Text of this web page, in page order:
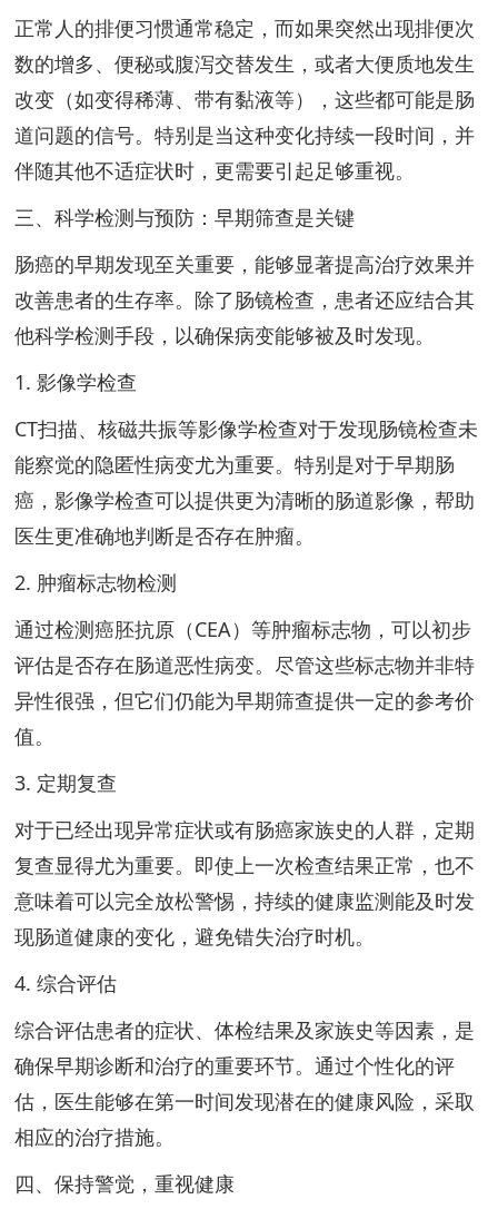
正常人的排便习惯通常稳定，而如果突然出现排便次
数的增多、便秘或腹泻交替发生，或者大便质地发生
改变（如变得稀薄、带有黏液等），这些都可能是肠
道问题的信号。特别是当这种变化持续一段时间，并
伴随其他不适症状时，更需要引起足够重视。
三、科学检测与预防：早期筛查是关键
肠癌的早期发现至关重要，能够显著提高治疗效果并
改善患者的生存率。除了肠镜检查，患者还应结合其
他科学检测手段，以确保病变能够被及时发现。
1. 影像学检查
CT扫描、核磁共振等影像学检查对于发现肠镜检查未
能察觉的隐匿性病变尤为重要。特别是对于早期肠
癌，影像学检查可以提供更为清晰的肠道影像，帮助
医生更准确地判断是否存在肿瘤。
2. 肿瘤标志物检测
通过检测癌胚抗原（CEA）等肿瘤标志物，可以初步
评估是否存在肠道恶性病变。尽管这些标志物并非特
异性很强，但它们仍能为早期筛查提供一定的参考价
值。
3. 定期复查
对于已经出现异常症状或有肠癌家族史的人群，定期
复查显得尤为重要。即使上一次检查结果正常，也不
意味着可以完全放松警惕，持续的健康监测能及时发
现肠道健康的变化，避免错失治疗时机。
4. 综合评估
综合评估患者的症状、体检结果及家族史等因素，是
确保早期诊断和治疗的重要环节。通过个性化的评
估，医生能够在第一时间发现潜在的健康风险，采取
相应的治疗措施。
四、保持警觉，重视健康